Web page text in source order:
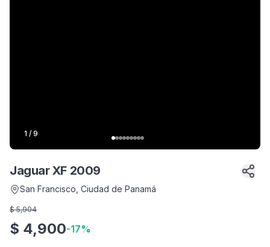
1 / 9
Jaguar XF 2009
San Francisco , Ciudad de Panamá
$ 5,904
$ 4,900-17%